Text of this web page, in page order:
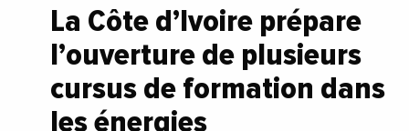
La Côte d’Ivoire prépare
l’ouverture de plusieurs
cursus de formation dans
les énergies